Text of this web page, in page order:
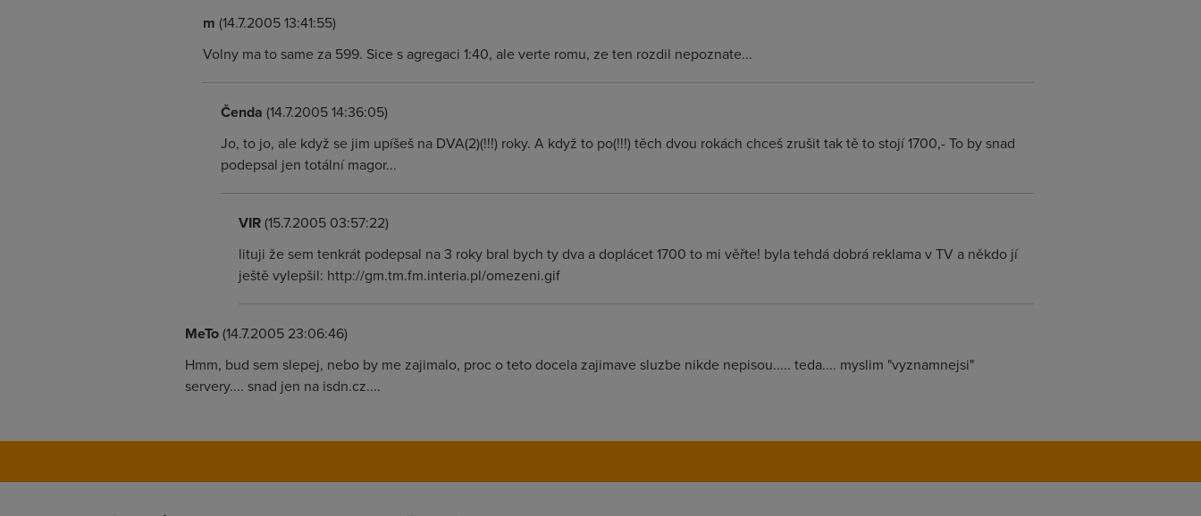
m (14.7.2005 13:41:55)
Volny ma to same za 599. Sice s agregaci 1:40, ale verte romu, ze ten rozdil nepoznate...
Čenda (14.7.2005 14:36:05)
Jo, to jo, ale když se jim upíšeš na DVA(2)(!!!) roky. A když to po(!!!) těch dvou rokách chceš zrušit tak tě to stojí 1700,- To by snad
podepsal jen totální magor...
VIR(15.7.2005 03:57:22)
lituji že sem tenkrát podepsal na 3 roky bral bych ty dva a doplácet 1700 to mi věřte! byla tehdá dobrá reklama v TV a někdo jí
ještě vylepšil: http://gm.tm.fm.interia.pl/omezeni.gif
MeTo(14.7.2005 23:06:46)
Hmm, bud sem slepej, nebo by me zajimalo, proc o teto docela zajimave sluzbe nikde nepisou..... teda.... myslim "vyznamnejsi"
servery.... snad jen na isdn.cz....